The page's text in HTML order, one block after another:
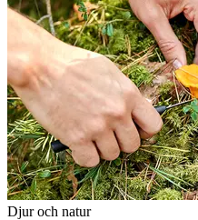
Djur och natur